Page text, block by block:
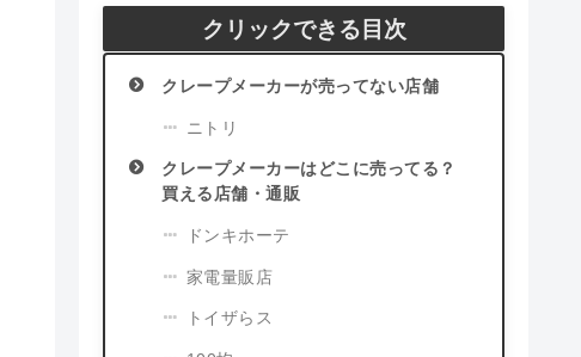
クリックできる目次
クレープメーカーが売ってない店舗
ニトリ
クレープメーカーはどこに売ってる？
買える店舗・通販
ドンキホーテ
家電量販店
トイザらス